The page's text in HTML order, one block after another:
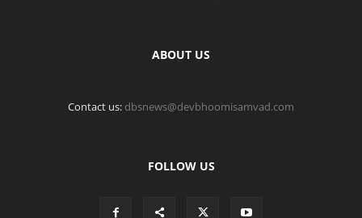
ABOUT US
Contact us: dbsnews@devbhoomisamvad.com
FOLLOW US